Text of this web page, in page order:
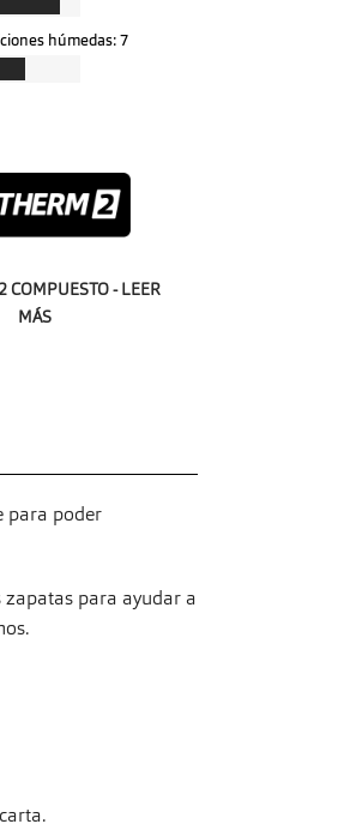
húmedas:7
COMPUESTO - LEER
MÁS
para poder
para ayudar a